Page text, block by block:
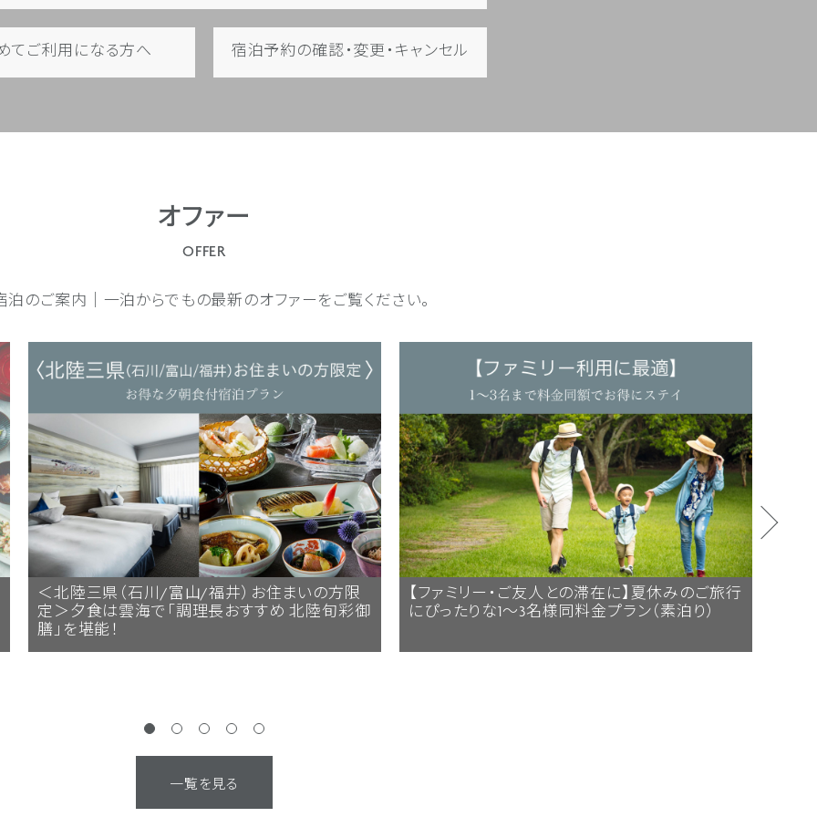
てご利用になる方へ 宿泊予約の確認・変更・キャンセル
オファー
OFFER
泊のご案内｜一泊からでもの最新のオファーをご覧ください。
＜北陸三県（石川/富山/福井）お住まいの方限
定＞夕食は雲海で「調理長おすすめ 北陸旬彩御
膳」を堪能！
【ファミリー・ご友人との滞在に】夏休みのご旅行
にぴったりな1～3名様同料金プラン（素泊り）
一覧を見る